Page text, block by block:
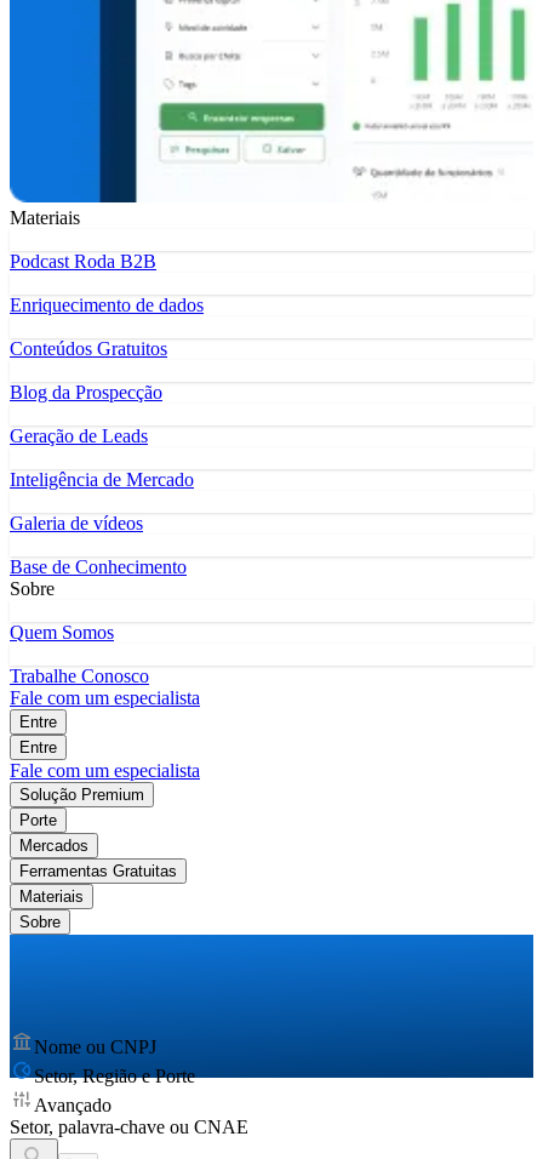
Materiais
Podcast Roda B2B
Enriquecimento de dados
Conteúdos Gratuitos
Blog da Prospecção
Geração de Leads
Inteligência de Mercado
Galeria de vídeos
Base de Conhecimento
Sobre
Quem Somos
Trabalhe Conosco
Fale com um especialista
Entre
Entre
Fale com um especialista
Solução Premium
Porte
Mercados
Ferramentas Gratuitas
Materiais
Sobre
Nome ou CNPJ
Setor, Região e Porte
Avançado
Setor, palavra-chave ou CNAE